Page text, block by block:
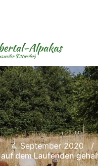
4. September 2020
auf dem Laufenden